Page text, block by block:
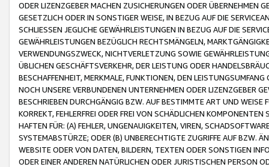
ODER LIZENZGEBER MACHEN ZUSICHERUNGEN ODER ÜBERNEHMEN
GESETZLICH ODER IN SONSTIGER WEISE, IN BEZUG AUF DIE
SCHLIESSEN JEGLICHE GEWÄHRLEISTUNGEN IN BEZUG AUF DIE
GEWÄHRLEISTUNGEN BEZÜGLICH RECHTSMÄNGELN,
VERWENDUNGSZWECK, NICHTVERLETZUNG SOWIE
ÜBLICHEN GESCHÄFTSVERKEHR, DER LEISTUNG ODER
BESCHAFFENHEIT, MERKMALE, FUNKTIONEN, DEN
NOCH UNSERE VERBUNDENEN UNTERNEHMEN ODER LIZENZGEBER
BESCHRIEBEN DURCHGÄNGIG BZW. AUF BESTIMMTE ART UND
KORREKT, FEHLERFREI ODER FREI VON SCHÄDLICHEN
HAFTEN FÜR: (A) FEHLER, UNGENAUIGKEITEN, VIREN,
SYSTEMABSTÜRZE; ODER (B) UNBERECHTIGTE ZUGRIFFE AUF BZW.
WEBSITE ODER VON DATEN, BILDERN, TEXTEN ODER SONSTIGEN
ODER EINER ANDEREN NATÜRLICHEN ODER JURISTISCHEN PERSON